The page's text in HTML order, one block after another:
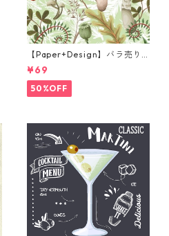
【Paper+Design】バラ売り2
枚 ランチサイズ ペーパーナプ
キン Forest Fungi グリーン
¥69
50%OFF